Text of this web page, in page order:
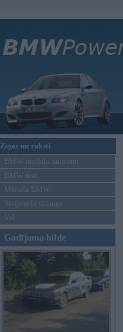
Ziņas un raksti
BMW modeļu jaunumi
BMW testi
Mēneša BMW
Sērijveida tūnings
Vel...
Gadījuma bilde